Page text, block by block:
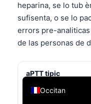
heparina, se lo tub
sufisenta, o se lo
errors pre-
de las personas de
aPTT tipic
Interval comun per
Occitan
English
العربية
Français
עִבְרִית